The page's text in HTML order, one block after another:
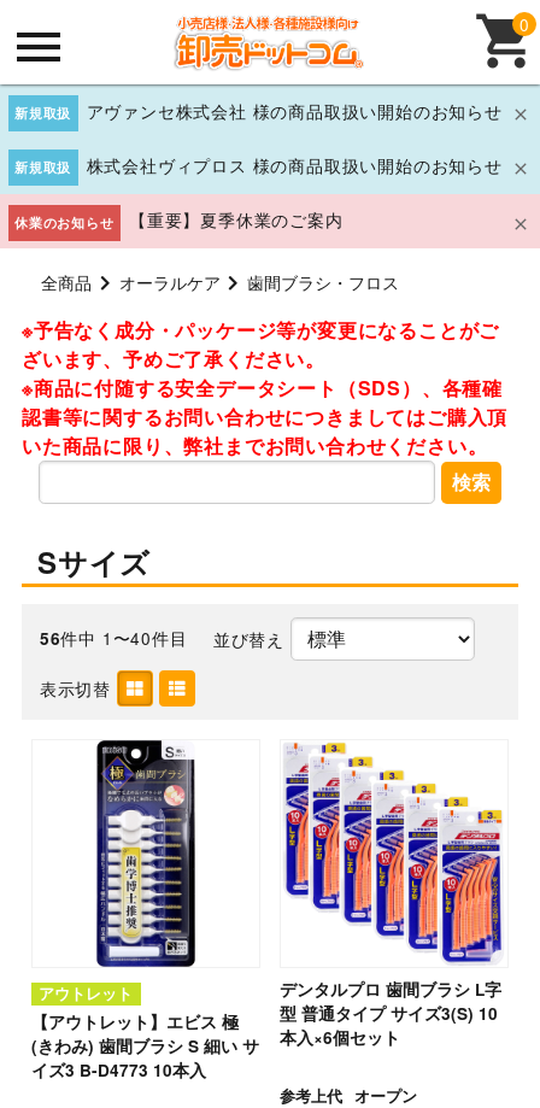
新規取扱 アヴァンセ株式会社 様の商品取扱い開始のお知らせ
新規取扱 株式会社ヴィプロス 様の商品取扱い開始のお知らせ
休業のお知らせ 【重要】夏季休業のご案内
0
全商品 オーラルケア 歯間ブラシ・フロス
※予告なく成分・パッケージ等が変更になることがご
ざいます、予めご了承ください。
※商品に付随する安全データシート（SDS）、各種確
認書等に関するお問い合わせにつきましてはご購入頂
いた商品に限り、弊社までお問い合わせください。
検索
Sサイズ
56件中 1〜40件目 並び替え
表示切替
アウトレット
【アウトレット】エビス 極
(きわみ) 歯間ブラシ S 細い サ
イズ3 B-D4773 10本入
デンタルプロ 歯間ブラシ L字
型 普通タイプ サイズ3(S) 10
本入×6個セット
参考上代 オープン